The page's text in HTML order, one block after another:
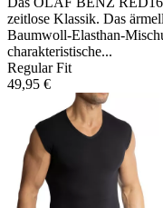
zeitlose Klassik. Das
Baumwoll-Elasthan-
charakteristische...
Regular Fit
49,95 €